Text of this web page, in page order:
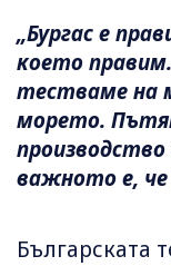
„Бургас е
което
тестваме на
морето.
важното е, че
Българската